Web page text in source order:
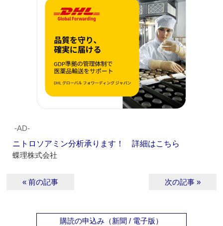
‐AD‐
ニトロソアミン分析承ります！ 詳細はこちら
蝶理株式会社
« 前の記事 次の記事 »
購読の申込み（新聞 / 電子版）